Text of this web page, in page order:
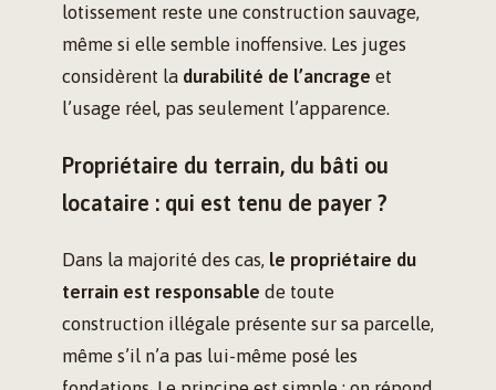
lotissement reste une construction sauvage,
même si elle semble inoffensive. Les juges
considèrent la durabilité de l’ancrage et
l’usage réel, pas seulement l’apparence.
Propriétaire du terrain, du bâti ou
locataire : qui est tenu de payer ?
Dans la majorité des cas, le propriétaire du
terrain est responsable de toute
construction illégale présente sur sa parcelle,
même s’il n’a pas lui-même posé les